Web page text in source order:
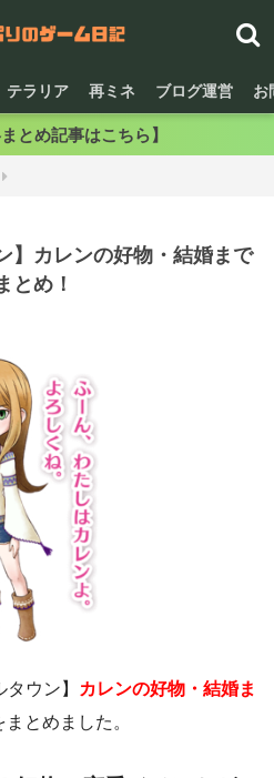
テラリア 再ミネ ブログ運営 お
とめ記事はこちら】
】カレンの好物・結婚まで
とめ！
ウン】
カレンの好物・結婚ま
まとめました。